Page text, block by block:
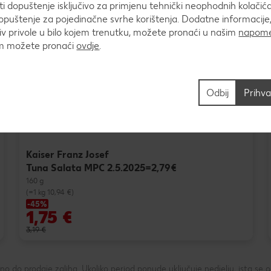
Kaiser Franz Josef
Tuna Salata MPC 2.5.2025=2,79€
160 g
(=1 kg 10,94 €)
-45%
1,75 €
3,19 €
dopuštenje isključivo za primjenu tehnički neophodnih
za pojedinačne svrhe korištenja. Dodatne
privole u bilo kojem trenutku, možete pronaći u našim
možete pronaći ovdje.
Odbij